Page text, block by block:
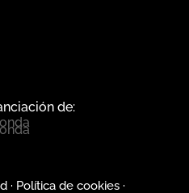
de:
· Política de cookies ·